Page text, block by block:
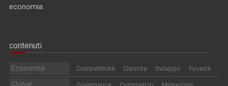
economia.
contenuti
Economia Competitività Crescita Sviluppo Povertà
Global